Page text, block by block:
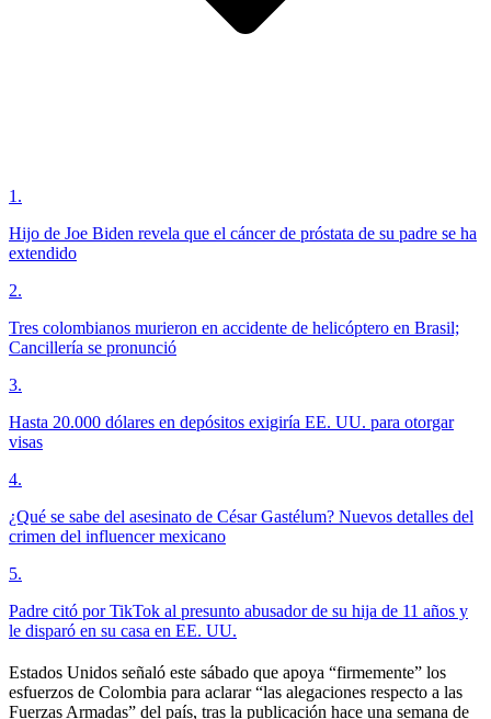
1 .
Hijo de Joe Biden revela que el cáncer de próstata de su padre se ha
extendido
2.
Tres colombianos murieron en accidente de helicóptero en Brasil;
Cancillería se pronunció
3.
Hasta 20.000 dólares en depósitos exigiría EE. UU. para otorgar
visas
4.
¿Qué se sabe del asesinato de César Gastélum? Nuevos detalles del
crimen del influencer mexicano
5.
Padre citó por TikTok al presunto abusador de su hija de 11 años y
le disparó en su casa en EE. UU.
Estados Unidos señaló este sábado que apoya “firmemente” los
esfuerzos de Colombia para aclarar “las alegaciones respecto a las
Fuerzas Armadas” del país, tras la publicación hace una semana de